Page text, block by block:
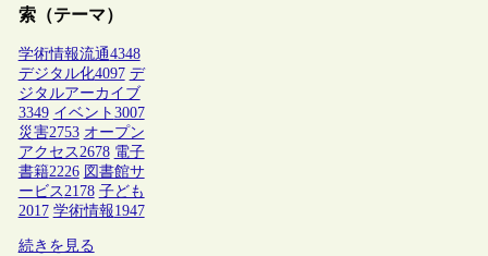
索（テーマ）
学術情報流通4348
デジタル化4097 デ
ジタルアーカイブ
3349 イベント 3007
災害2753 オープン
アクセス2678 電子
書籍2226 図書館サ
ービス2178 子ども
2017 学術情報1947
続きを見る